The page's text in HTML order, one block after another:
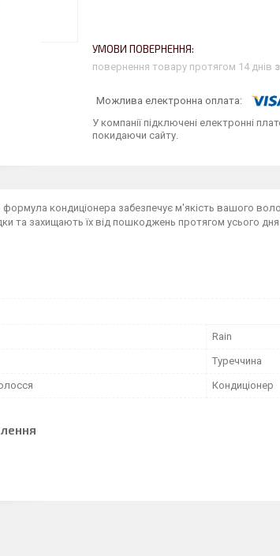
повернення товару протягом 14 днів
У компанії підключені електронні
покидаючи сайту.
кондиціонера забезпечує м'якість вашого
та захищають їх від пошкоджень протягом усього
Rain
Туреччина
Кондиціонер